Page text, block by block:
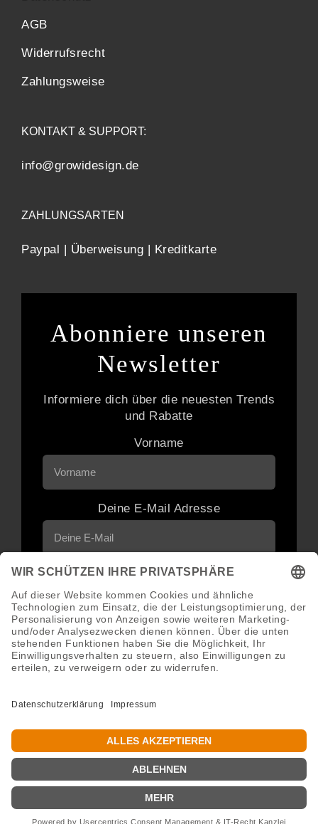
AGB
Widerrufsrecht
Zahlungsweise
KONTAKT & SUPPORT:
info@growidesign.de
ZAHLUNGSARTEN
Paypal | Überweisung | Kreditkarte
Abonniere unseren
Newsletter
Informiere dich über die neuesten Trends
und Rabatte
Vorname
Deine E-Mail Adresse
Neuigkeiten und Angebote via E-Mail
Abonnieren
Abmeldung jederzeit möglich.
Copyright 2016 - 2026 ©GroWidesign® | Rights Reserved |